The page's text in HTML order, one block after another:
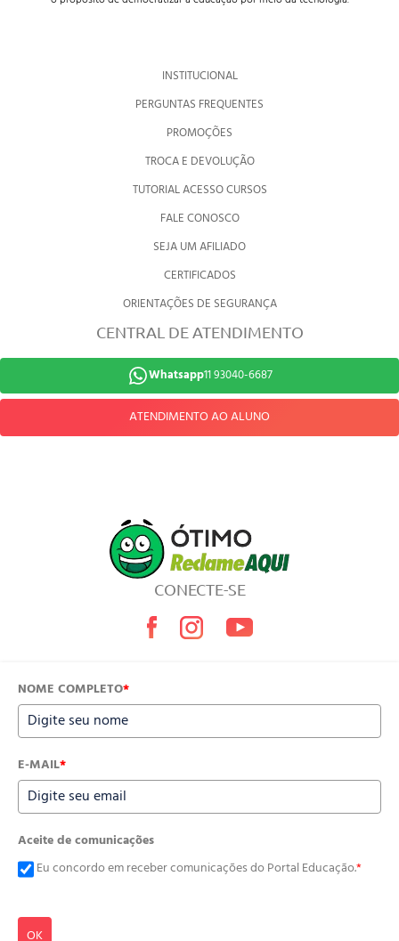
INSTITUCIONAL
PERGUNTAS FREQUENTES
PROMOÇÕES
TROCA E DEVOLUÇÃO
TUTORIAL ACESSO CURSOS
FALE CONOSCO
SEJA UM AFILIADO
CERTIFICADOS
ORIENTAÇÕES DE SEGURANÇA
CENTRAL DE ATENDIMENTO
Whatsapp11 93040-6687
ATENDIMENTO AO ALUNO
CONECTE-SE
NOME COMPLETO*
E-MAIL*
Aceite de comunicações
Eu concordo em receber comunicações do Portal Educação.*
OK